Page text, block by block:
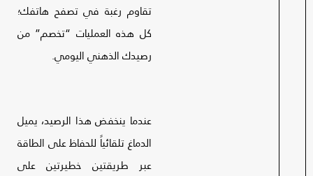
تقاوم رغبة في تصفح هاتفك؛
كل هذه العمليات “تخصم” من
رصيدك الذهني اليومي.
عندما ينخفض هذا الرصيد، يميل
الدماغ تلقائياً للحفاظ على الطاقة
عبر طريقتين خطيرتين على